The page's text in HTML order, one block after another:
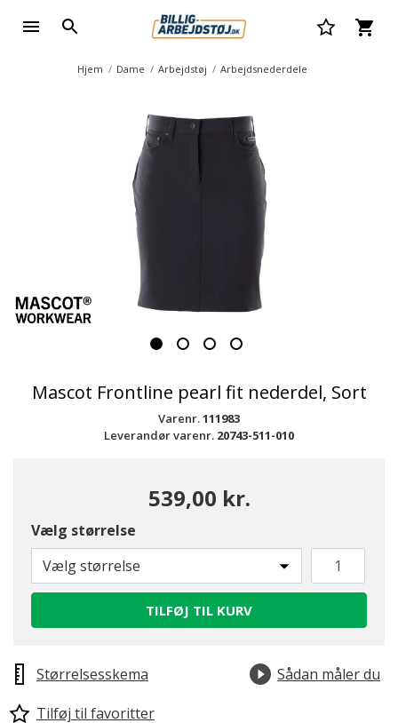
Hjem Dame Arbejdstøj Arbejdsnederdele
Mascot Frontline pearl fit nederdel, Sort
Varenr.111983
Leverandør varenr. 20743-511-010
539,00 kr.
Vælg størrelse
Vælg størrelse
TILFØJ TIL KURV
Størrelsesskema
Sådan måler du
Tilføj til favoritter